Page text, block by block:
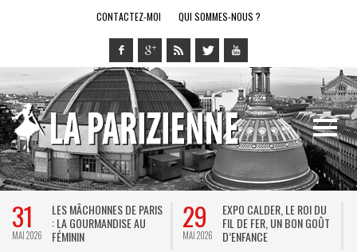
CONTACTEZ-MOI QUI SOMMES-NOUS ?
31
MAI 2026
LES MÂCHONNES DE PARIS
: LA GOURMANDISE AU
FÉMININ
29
MAI 2026
EXPO CALDER, LE ROI DU
FIL DE FER, UN BON GOÛT
D’ENFANCE